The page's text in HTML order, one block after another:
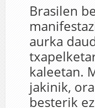
Brasilen
aurka
kaleetan.
jakinik,
besterik